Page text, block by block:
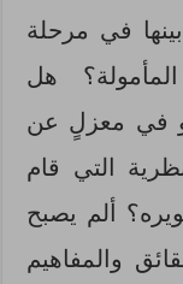
في مرحلة
هل
في معزلٍ عن
التي قام
ألم يصبح
والمفاهيم